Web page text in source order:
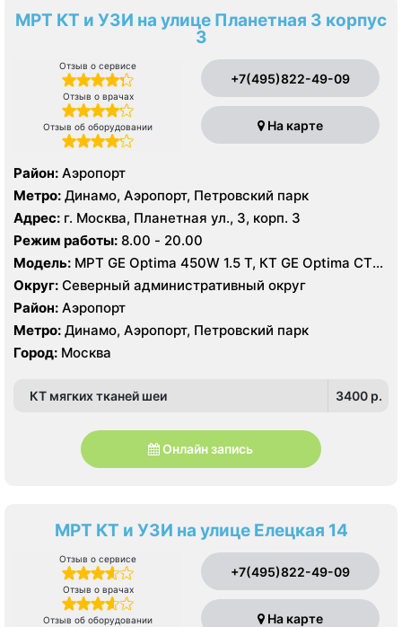
МРТ КТ и УЗИ на улице Планетная 3 корпус
3
Отзыв о сервисе
Отзыв о врачах
Отзыв об оборудовании
+7(495)822-49-09
На карте
Район: Аэропорт
Метро: Динамо, Аэропорт, Петровский парк
Адрес: г. Москва, Планетная ул., 3, корп. 3
Режим работы: 8.00 - 20.00
Модель: МРТ GE Optima 450W 1.5 T, КТ GE Optima CT
660 Asir 128 срезов, УЗИ GE LOGIQ S8
Округ: Северный административный округ
Район: Аэропорт
Метро: Динамо, Аэропорт, Петровский парк
Город: Москва
КТ мягких тканей шеи 3400 p.
Онлайн запись
МРТ КТ и УЗИ на улице Елецкая 14
Отзыв о сервисе
Отзыв о врачах
Отзыв об оборудовании
+7(495)822-49-09
На карте